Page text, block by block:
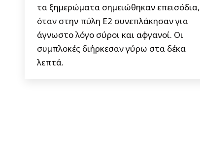
τα ξημερώματα σημειώθηκαν επεισόδια,
όταν στην πύλη Ε2 συνεπλάκησαν για
άγνωστο λόγο σύροι και αφγανοί. Οι
συμπλοκές διήρκεσαν γύρω στα δέκα
λεπτά.